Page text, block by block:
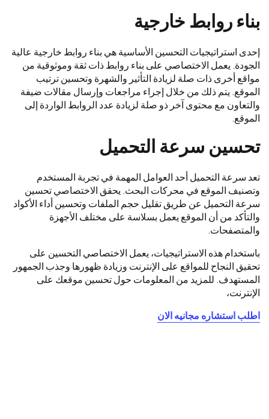
بناء روابط خارجية
إحدى استراتيجيات التحسين الأساسية هي بناء روابط خارجية عالية
الجودة. يعمل الاختصاصي على بناء روابط ذات ثقة وموثوقية من
مواقع أخرى ذات صلة لزيادة التأثير والشهرة وتحسين ترتيب
الموقع. يتم ذلك من خلال إجراء مراجعات وإرسال مقالات ضيفة
والتعاون مع محتوى آخر ذو صلة لزيادة عدد الروابط الواردة إلى
الموقع.
تحسين سرعة التحميل
تعد سرعة التحميل أحد العوامل المهمة في تجربة المستخدم
وتصنيف الموقع في محركات البحث. يحقق الاختصاصي تحسين
سرعة التحميل عن طريق تقليل حجم الملفات وتحسين أداء الأكواد
والتأكد من أن الموقع يعمل بسلاسة على مختلف الأجهزة
والمتصفحات.
باستخدام هذه الاستراتيجيات، يعمل الاختصاصي التحسين على
تحقيق النجاح للمواقع على الإنترنت وزيادة ظهورها وجذب الجمهور
المستهدف. للمزيد من المعلومات حول تحسين موقعك على
الإنترنت،
اطلب استشاره مجانيه الان